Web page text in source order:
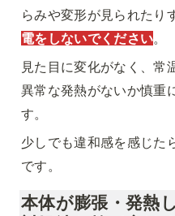
らみや変形が見られたり
電をしないでください。
見た目に変化がなく、常
異常な発熱がないか慎重
す。
少しでも違和感を感じた
です。
本体が膨張・発熱